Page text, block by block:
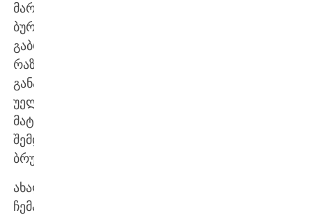
მარჯვენა
ბურჯი
გაბრიელ
რაზმაძე,
განაცხადში
უელსთან
მატჩის
შემდეგ
ბრუნდება.
ახალგაზრდულ
ჩემპიონატზე